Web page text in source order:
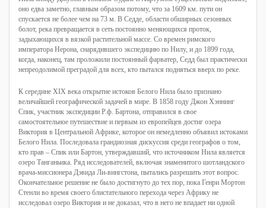
оно едва заметно, главным образом потому, что за 1609 км. пути он
спускается не более чем на 73 м. В Седде, области обширных сезонных
болот, река превращается в сеть постоянно меняющихся проток,
задыхающихся в вязкой растительной массе. Со времен римского
императора Нерона, снарядившего экспедицию по Нилу, и до 1899 года,
когда, наконец, там проложили постоянный фарватер, Седд был практически
непреодолимой преградой для всех, кто пытался подняться вверх по реке.
К середине XIX века открытие истоков Белого Нила было признано
величайшей географической задачей в мире. В 1858 году Джон Хэннинг
Спик, участник экспедиции Р.ф. Бартона, отправился в свое
самостоятельное путешествие и первым из европейцев достиг озера
Виктория в Центральной Африке, которое он немедленно объявил истоками
Белого Нила. Последовала грандиозная дискуссия среди географов о том,
кто прав – Спик или Бартон, утверждавший, что источником Нила является
озеро Танганьика. Ряд исследователей, включая знаменитого шотландского
врача-миссионера Дэвида Ли-вингстона, пытались разрешить этот вопрос.
Окончательное решение не было достигнуто до тех пор, пока Генри Мортон
Стенли во время своего блистательного перехода через Африку не
исследовал озеро Виктория и не доказал, что в него не впадает ни одной